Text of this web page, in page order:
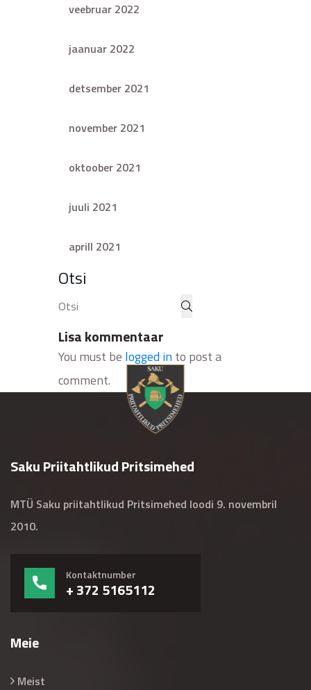
veebruar 2022
jaanuar 2022
detsember 2021
november 2021
oktoober 2021
juuli 2021
aprill 2021
Otsi
Lisa kommentaar
You must be logged into post a
comment.
Saku Priitahtlikud Pritsimehed
MTÜ Saku priitahtlikud Pritsimehed loodi 9. novembril
2010.
Kontaktnumber
+ 372 5165112
Meie
Meist